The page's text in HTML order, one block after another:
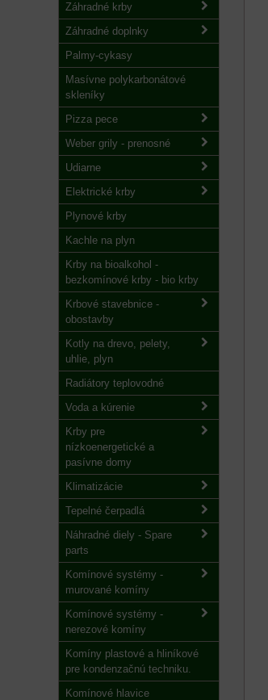
Záhradné krby
Záhradné doplnky
Palmy-cykasy
Masívne polykarbonátové
skleníky
Pizza pece
Weber grily - prenosné
Udiarne
Elektrické krby
Plynové krby
Kachle na plyn
Krby na bioalkohol -
bezkomínové krby - bio krby
Krbové stavebnice -
obostavby
Kotly na drevo, pelety,
uhlie, plyn
Radiátory teplovodné
Voda a kúrenie
Krby pre
nízkoenergetické a
pasívne domy
Klimatizácie
Tepelné čerpadlá
Náhradné diely - Spare
parts
Komínové systémy -
murované komíny
Komínové systémy -
nerezové komíny
Komíny plastové a hliníkové
pre kondenzačnú techniku.
Komínové hlavice